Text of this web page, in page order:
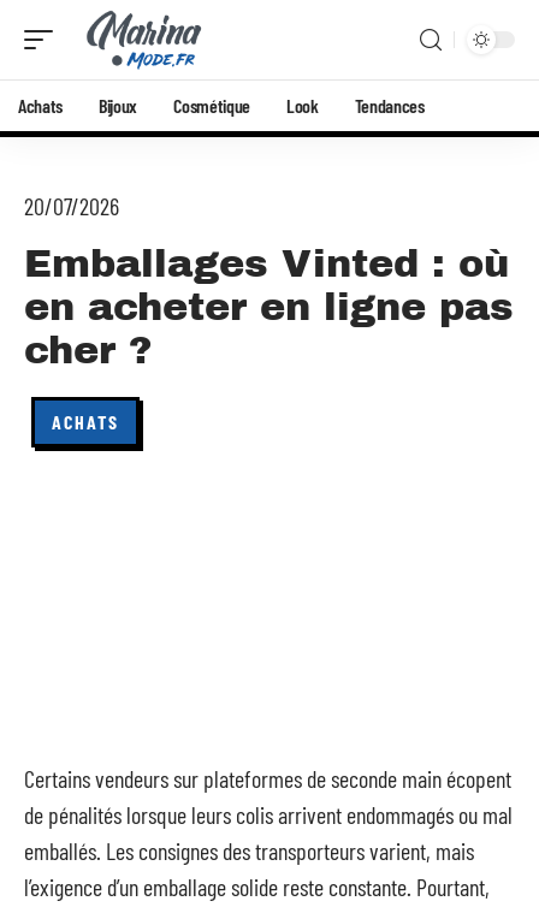
Achats Bijoux Cosmétique Look Tendances
20/07/2026
Emballages Vinted : où
en acheter en ligne pas
cher ?
ACHATS
Certains vendeurs sur plateformes de seconde main écopent
de pénalités lorsque leurs colis arrivent endommagés ou mal
emballés. Les consignes des transporteurs varient, mais
l’exigence d’un emballage solide reste constante. Pourtant,